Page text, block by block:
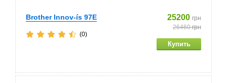
Brother Innov-ís 97E 25200 грн
26460грн
(0)